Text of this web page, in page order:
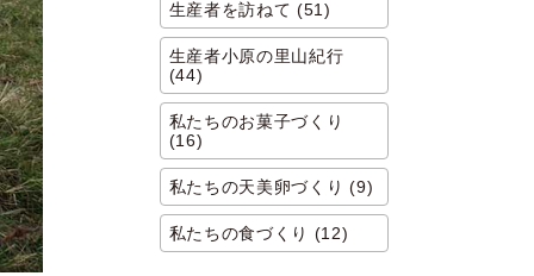
生産者を訪ねて (51)
生産者小原の里山紀行
(44)
私たちのお菓子づくり
(16)
私たちの天美卵づくり (9)
私たちの食づくり (12)